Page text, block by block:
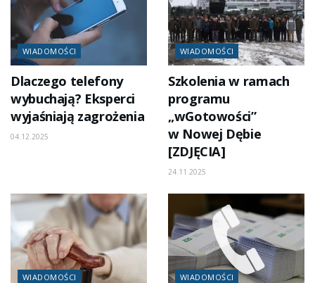
WIADOMOŚCI
Dlaczego telefony
wybuchają? Eksperci
wyjaśniają zagrożenia
04.12.2025
WIADOMOŚCI
Szkolenia w ramach
programu
„wGotowości”
w Nowej Dębie
[ZDJĘCIA]
24.11.2025
WIADOMOŚCI WIADOMOŚCI